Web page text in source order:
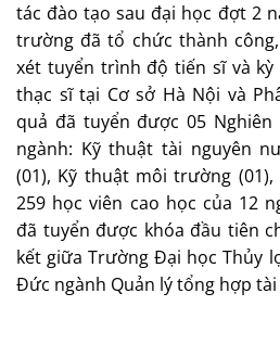
tác đào tạo sau đại học đợt 2
trường đã tổ chức thành
xét tuyển trình độ tiến sĩ và
thạc sĩ tại Cơ sở Hà Nội và
quả đã tuyển được 05 Nghiên
ngành: Kỹ thuật tài nguyên
(01), Kỹ thuật môi trường (01),
259 học viên cao học của 12
đã tuyển được khóa đầu tiên
kết giữa Trường Đại học Thủy
Đức ngành Quản lý tổng hợp